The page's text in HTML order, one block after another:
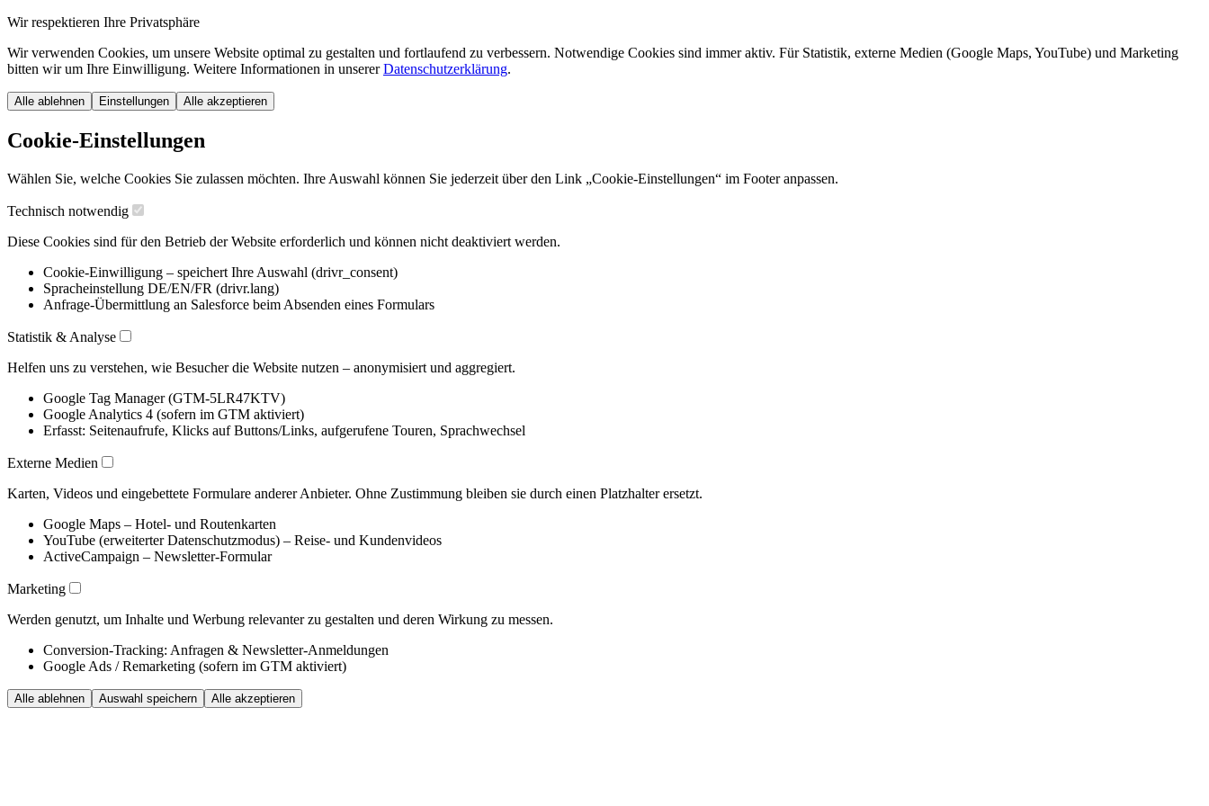
Wir respektieren Ihre Privatsphäre
Wir verwenden Cookies, um unsere Website optimal zu gestalten und fortlaufend zu verbessern. Notwendige Cookies sind immer aktiv. Für Statistik, externe Medien (Google Maps, YouTube) und Marketing
bitten wir um Ihre Einwilligung. Weitere Informationen in unsererDatenschutzerklärung.
Alle ablehnen Einstellungen Alle akzeptieren
Cookie-Einstellungen
Wählen Sie, welche Cookies Sie zulassen möchten. Ihre Auswahl können Sie jederzeit über den Link „Cookie-Einstellungen“ im Footer anpassen.
Technisch notwendig
Diese Cookies sind für den Betrieb der Website erforderlich und können nicht deaktiviert werden.
Cookie-Einwilligung – speichert Ihre Auswahl (drivr_consent)
Spracheinstellung DE/EN/FR (drivr.lang)
Anfrage-Übermittlung an Salesforce beim Absenden eines Formulars
Statistik & Analyse
Helfen uns zu verstehen, wie Besucher die Website nutzen – anonymisiert und aggregiert.
Google Tag Manager (GTM-5LR47KTV)
Google Analytics 4 (sofern im GTM aktiviert)
Erfasst: Seitenaufrufe, Klicks auf Buttons/Links, aufgerufene Touren, Sprachwechsel
Externe Medien
Karten, Videos und eingebettete Formulare anderer Anbieter. Ohne Zustimmung bleiben sie durch einen Platzhalter ersetzt.
Google Maps – Hotel- und Routenkarten
YouTube (erweiterter Datenschutzmodus) – Reise- und Kundenvideos
ActiveCampaign – Newsletter-Formular
Marketing
Werden genutzt, um Inhalte und Werbung relevanter zu gestalten und deren Wirkung zu messen.
Conversion-Tracking: Anfragen & Newsletter-Anmeldungen
Google Ads / Remarketing (sofern im GTM aktiviert)
Alle ablehnen Auswahl speichern Alle akzeptieren